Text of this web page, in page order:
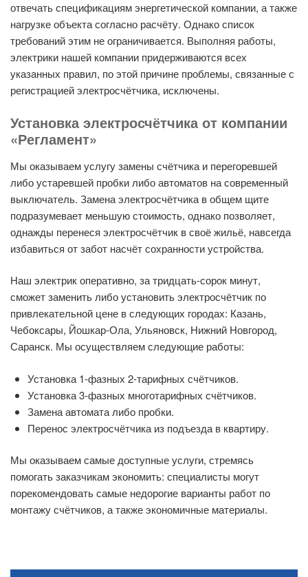
отвечать спецификациям энергетической компании, а также
нагрузке объекта согласно расчёту. Однако список
требований этим не ограничивается. Выполняя работы,
электрики нашей компании придерживаются всех
указанных правил, по этой причине проблемы, связанные с
регистрацией электросчётчика, исключены.
Установка электросчётчика от компании
«Регламент»
Мы оказываем услугу замены счётчика и перегоревшей
либо устаревшей пробки либо автоматов на современный
выключатель. Замена электросчётчика в общем щите
подразумевает меньшую стоимость, однако позволяет,
однажды перенеся электросчётчик в своё жильё, навсегда
избавиться от забот насчёт сохранности устройства.
Наш электрик оперативно, за тридцать-сорок минут,
сможет заменить либо установить электросчётчик по
привлекательной цене в следующих городах: Казань,
Чебоксары, Йошкар-Ола, Ульяновск, Нижний Новгород,
Саранск. Мы осуществляем следующие работы:
Установка 1-фазных 2-тарифных счётчиков.
Установка 3-фазных многотарифных счётчиков.
Замена автомата либо пробки.
Перенос электросчётчика из подъезда в квартиру.
Мы оказываем самые доступные услуги, стремясь
помогать заказчикам экономить: специалисты могут
порекомендовать самые недорогие варианты работ по
монтажу счётчиков, а также экономичные материалы.